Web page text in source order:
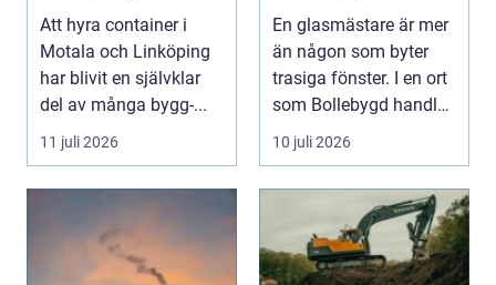
avfallshantering
för projekt i alla
storlekar
Att hyra container i
Motala och Linköping
har blivit en självklar
del av många bygg-...
11 juli 2026
och smarta
glaslösningar
En glasmästare är mer
än någon som byter
trasiga fönster. I en ort
som Bollebygd handlar
yrket lika ...
10 juli 2026